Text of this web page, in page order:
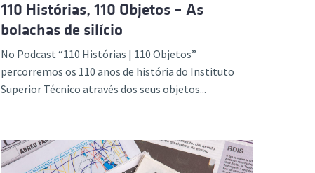
110 Histórias, 110 Objetos – As
bolachas de silício
No Podcast “110 Histórias | 110 Objetos”
percorremos os 110 anos de história do Instituto
Superior Técnico através dos seus objetos...